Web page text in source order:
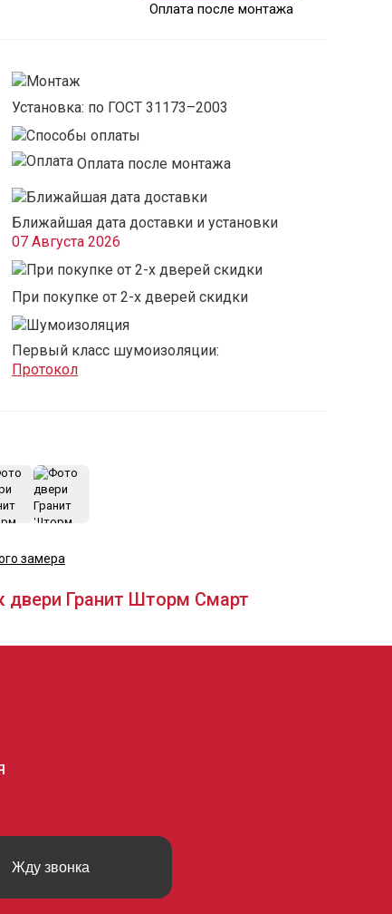
Оплата после монтажа
Установка: по ГОСТ 31173–2003
Оплата после монтажа
Ближайшая дата доставки и установки
07 Августа 2026
При покупке от 2-х дверей скидки
Первый класс шумоизоляции:
Протокол
замера
двери Гранит Шторм Смарт
Жду звонка